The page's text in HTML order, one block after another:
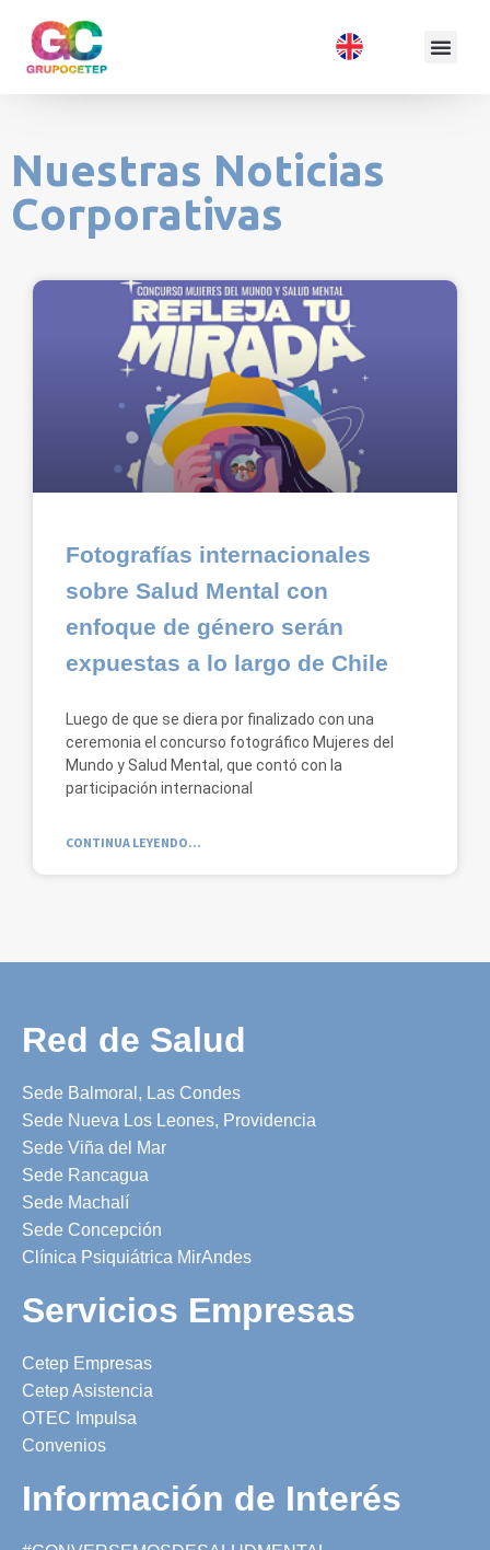
Nuestras Noticias
Corporativas
Fotografías internacionales
sobre Salud Mental con
enfoque de género serán
expuestas a lo largo de Chile
Luego de que se diera por finalizado con una
ceremonia el concurso fotográfico Mujeres del
Mundo y Salud Mental, que contó con la
participación internacional
CONTINUA LEYENDO...
Red de Salud
Sede Balmoral, Las Condes
Sede Nueva Los Leones, Providencia
Sede Viña del Mar
Sede Rancagua
Sede Machalí
Sede Concepción
Clínica Psiquiátrica MirAndes
Servicios Empresas
Cetep Empresas
Cetep Asistencia
OTEC Impulsa
Convenios
Información de Interés